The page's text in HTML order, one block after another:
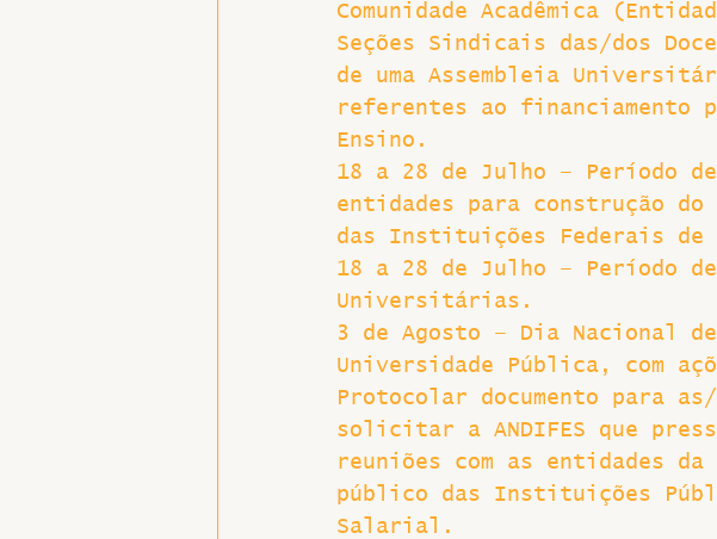
Comunidade Acadêmica
Seções Sindicais das/dos
de uma Assembleia
referentes ao financiamento
Ensino.
18 a 28 de Julho – Período
entidades para construção
das Instituições Federais de
18 a 28 de Julho – Período
Universitárias.
3 de Agosto – Dia Nacional
Universidade Pública, com
Protocolar documento para
solicitar a ANDIFES que
reuniões com as entidades
público das Instituições
Salarial.